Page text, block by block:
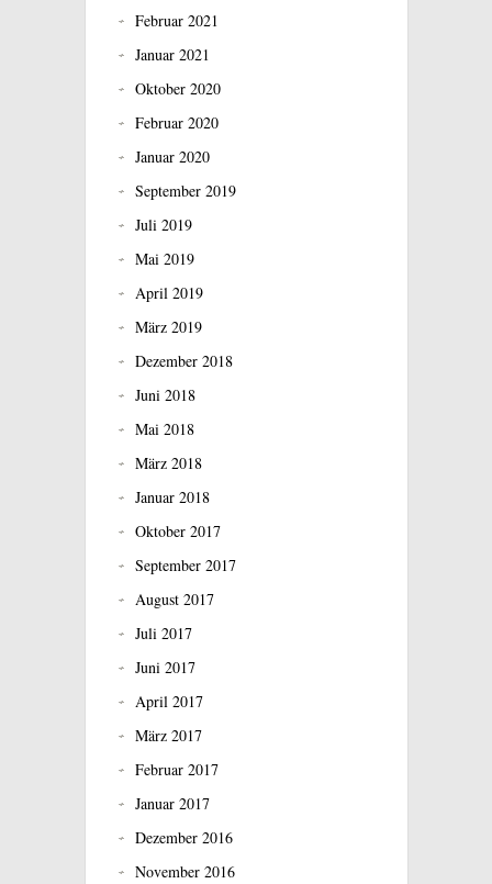
Februar 2021
Januar 2021
Oktober 2020
Februar 2020
Januar 2020
September 2019
Juli 2019
Mai 2019
April 2019
März 2019
Dezember 2018
Juni 2018
Mai 2018
März 2018
Januar 2018
Oktober 2017
September 2017
August 2017
Juli 2017
Juni 2017
April 2017
März 2017
Februar 2017
Januar 2017
Dezember 2016
November 2016